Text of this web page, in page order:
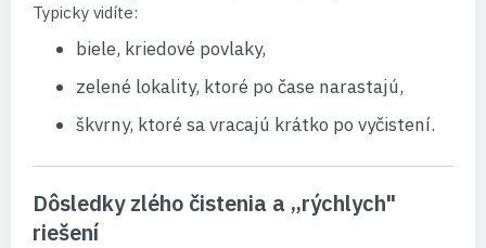
Typicky vidíte:
biele, kriedové povlaky,
zelené lokality, ktoré po čase narastajú,
škvrny, ktoré sa vracajú krátko po vyčistení.
Dôsledky zlého čistenia a „rýchlych"
riešení